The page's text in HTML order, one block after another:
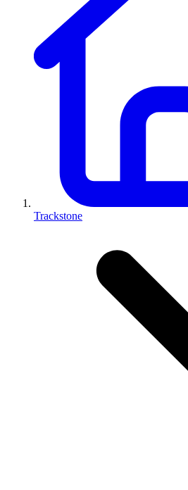
Trackstone